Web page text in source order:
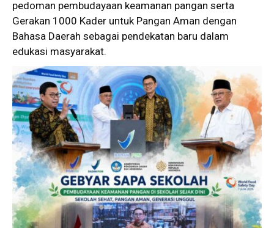
pedoman pembudayaan keamanan pangan serta
Gerakan 1000 Kader untuk Pangan Aman dengan
Bahasa Daerah sebagai pendekatan baru dalam
edukasi masyarakat.